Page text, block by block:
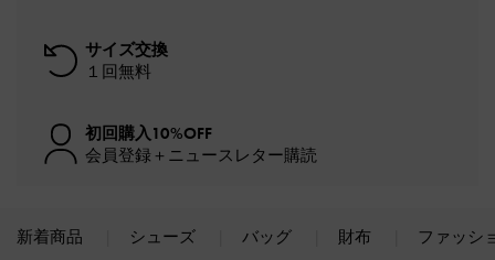
サイズ交換
１回無料
初回購入10%OFF
会員登録＋ニュースレター購読
新着商品 シューズ バッグ 財布 ファッシ